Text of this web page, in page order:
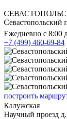
Севастопольский
Ежедневно с 8:00
+7 (499) 460-69-84
построить
Калужская
Научный проезд